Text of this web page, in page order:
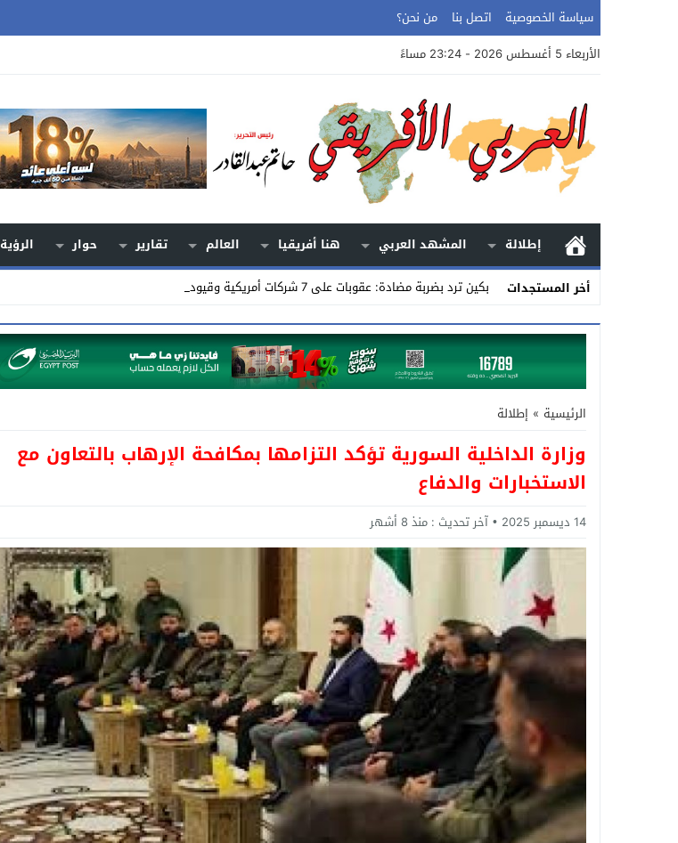
سياسة الخصوصية اتصل بنا
من نحن؟
الأربعاء 5 أغسطس 2026 - 23:24 مساءً
إطلالة المشهد العربي هنا أفريقيا العالم تقارير حوار الرؤية
أخر المستجدات
بكين ترد بضربة مضادة: عقوبات على 7 شركات أمريكية وقيود على تصدير_
Stop
Previous
Next
الرئيسية » إطلالة
وزارة الداخلية السورية تؤكد التزامها بمكافحة الإرهاب بالتعاون مع
الاستخبارات والدفاع
14 ديسمبر 2025 آخر تحديث : منذ 8 أشهر